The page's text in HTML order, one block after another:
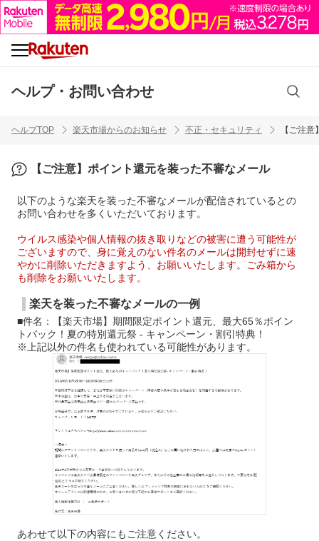
ヘルプ・お問い合わせ
ヘルプTOP 楽天市場からのお知らせ 不正・セキュリティ 【ご注
【ご注意】ポイント還元を装った不審なメール
以下のような楽天を装った不審なメールが配信されているとの
お問い合わせを多くいただいております。
ウイルス感染や個人情報の抜き取りなどの被害に遭う可能性が
ございますので、身に覚えのない件名のメールは開封せずに速
やかに削除いただきますよう、お願いいたします。ごみ箱から
も削除をお願いいたします。
楽天を装った不審なメールの一例
■件名：【楽天市場】期間限定ポイント還元、最大65％ポイン
トバック！夏の特別還元祭 - キャンペーン・割引特典！
※上記以外の件名も使われている可能性があります。
あわせて以下の内容にもご注意ください。